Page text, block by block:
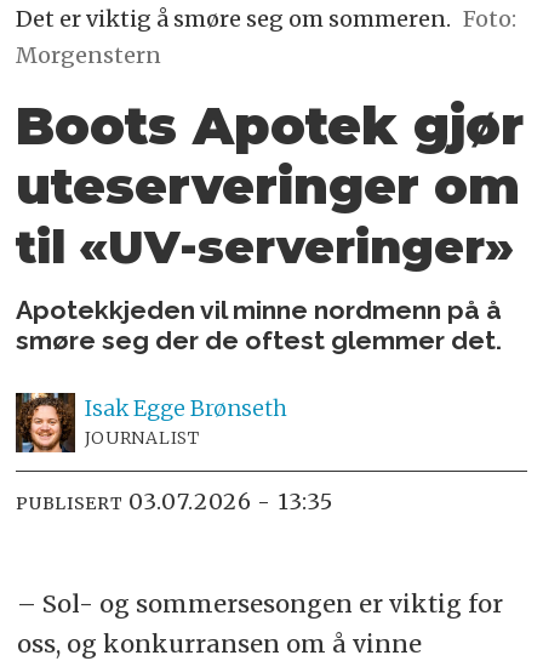
Det er viktig å smøre seg om sommeren. Foto:
Morgenstern
Boots Apotek gjør
uteserveringer om
til «UV-serveringer»
Apotekkjeden vil minne nordmenn på å
smøre seg der de oftest glemmer det.
IsakEgge Brønseth
JOURNALIST
PUBLISERT 03.07.2026 - 13:35
– Sol- og sommersesongen er viktig for
oss, og konkurransen om å vinne